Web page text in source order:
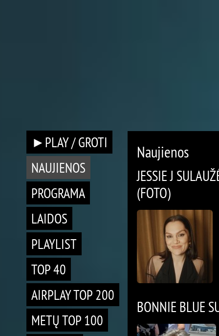
►PLAY / GROTI
NAUJIENOS
PROGRAMA
LAIDOS
PLAYLIST
TOP 40
AIRPLAY TOP 200
METŲ TOP 100
Naujienos
JESSIE J
(FOTO)
BONNIE BLUE